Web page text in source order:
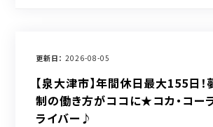
更新日 2026-08-05
【泉大津市】年間休日最大155日
制の働き方がココに★コカ・コー
ライバー♪